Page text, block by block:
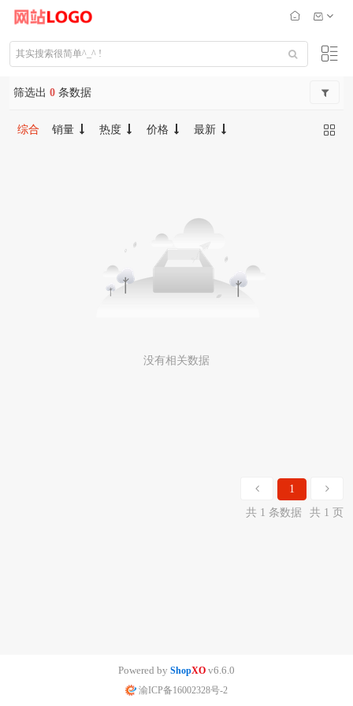
筛选出 0 条数据
综合 销量 热度 价格 最新
没有相关数据
1
共 1 条数据
共 1 页
Powered by ShopXO v6.6.0
渝ICP备16002328号-2